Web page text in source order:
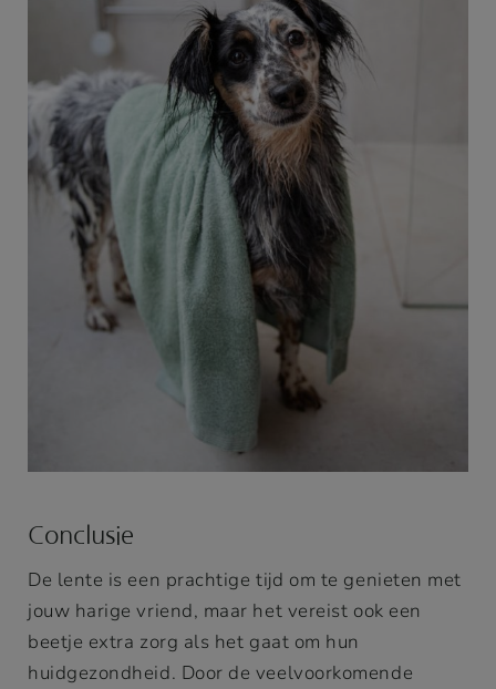
Conclusie
De lente is een prachtige tijd om te genieten met
jouw harige vriend, maar het vereist ook een
beetje extra zorg als het gaat om hun
huidgezondheid. Door de veelvoorkomende